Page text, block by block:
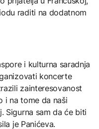
raditi na dodatnom
i kulturna saradnja
koncerte
zainteresovanost
i na tome da naši
Sigurna sam da će biti
je Panićeva.